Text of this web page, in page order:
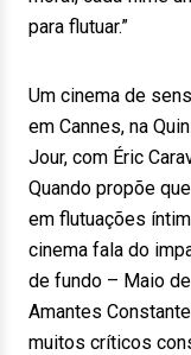
para flutuar.”
Um cinema de
em Cannes, na
Jour, com Éric
Quando propõe
em flutuações
cinema fala do
de fundo – Maio
Amantes
muitos críticos